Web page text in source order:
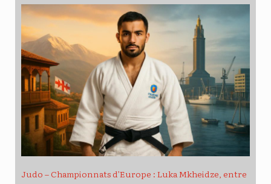
Judo – Championnats d’Europe : Luka Mkheidze, entre